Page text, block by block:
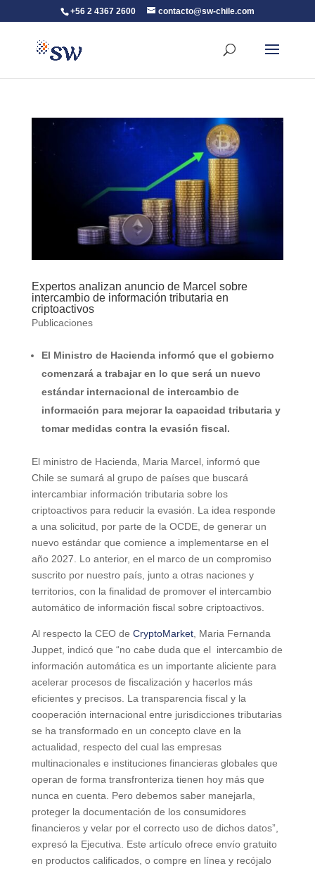
+56 2 4367 2600 contacto@sw-chile.com
Expertos analizan anuncio de Marcel sobre
intercambio de información tributaria en
criptoactivos
Publicaciones
El Ministro de Hacienda informó que el gobierno
comenzará a trabajar en lo que será un nuevo
estándar internacional de intercambio de
información para mejorar la capacidad tributaria y
tomar medidas contra la evasión fiscal.
El ministro de Hacienda, Maria Marcel, informó que
Chile se sumará al grupo de países que buscará
intercambiar información tributaria sobre los
criptoactivos para reducir la evasión. La idea responde
a una solicitud, por parte de la OCDE, de generar un
nuevo estándar que comience a implementarse en el
año 2027. Lo anterior, en el marco de un compromiso
suscrito por nuestro país, junto a otras naciones y
territorios, con la finalidad de promover el intercambio
automático de información fiscal sobre criptoactivos.
Al respecto la CEO de CryptoMarket, Maria Fernanda
Juppet, indicó que “no cabe duda que el intercambio de
información automática es un importante aliciente para
acelerar procesos de fiscalización y hacerlos más
eficientes y precisos. La transparencia fiscal y la
cooperación internacional entre jurisdicciones tributarias
se ha transformado en un concepto clave en la
actualidad, respecto del cual las empresas
multinacionales e instituciones financieras globales que
operan de forma transfronteriza tienen hoy más que
nunca en cuenta. Pero debemos saber manejarla,
proteger la documentación de los consumidores
financieros y velar por el correcto uso de dichos datos”,
expresó la Ejecutiva. Este artículo ofrece envío gratuito
en productos calificados, o compre en línea y recójalo